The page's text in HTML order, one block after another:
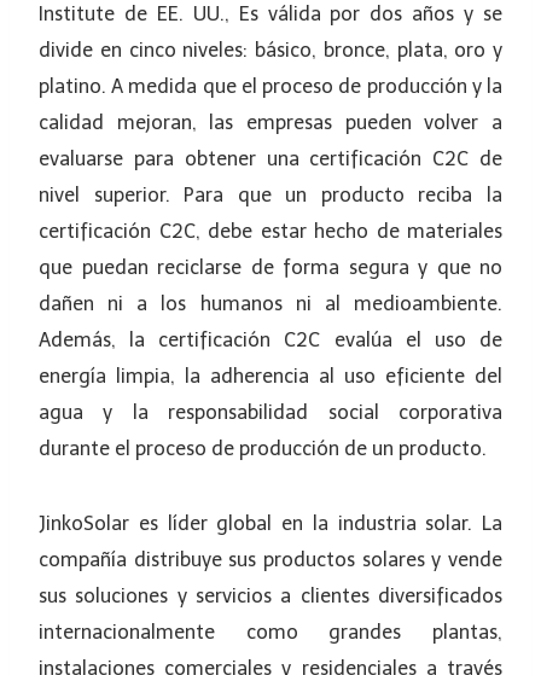
Institute de EE. UU., Es válida por dos años y se
divide en cinco niveles: básico, bronce, plata, oro y
platino. A medida que el proceso de producción y la
calidad mejoran, las empresas pueden volver a
evaluarse para obtener una certificación C2C de
nivel superior. Para que un producto reciba la
certificación C2C, debe estar hecho de materiales
que puedan reciclarse de forma segura y que no
dañen ni a los humanos ni al medioambiente.
Además, la certificación C2C evalúa el uso de
energía limpia, la adherencia al uso eficiente del
agua y la responsabilidad social corporativa
durante el proceso de producción de un producto.
JinkoSolar es líder global en la industria solar. La
compañía distribuye sus productos solares y vende
sus soluciones y servicios a clientes diversificados
internacionalmente como grandes plantas,
instalaciones comerciales y residenciales a través